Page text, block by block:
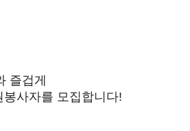
즐겁게
사자를 모집합니다!